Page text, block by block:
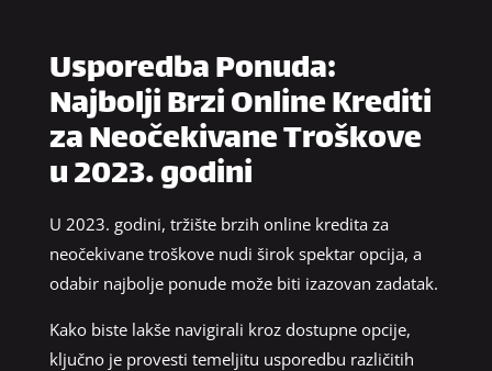
Usporedba Ponuda:
Najbolji Brzi Online Krediti
za Neočekivane Troškove
u 2023. godini
U 2023. godini, tržište brzih online kredita za
neočekivane troškove nudi širok spektar opcija, a
odabir najbolje ponude može biti izazovan zadatak.
Kako biste lakše navigirali kroz dostupne opcije,
ključno je provesti temeljitu usporedbu različitih